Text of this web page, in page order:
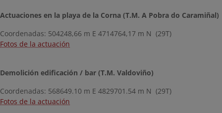
Actuaciones en la playa de la Corna (T.M. A Pobra do Caramiñal)
Coordenadas: 504248,66 m E 4714764,17 m N (29T)
Fotos de la actuación
Demolición edificación / bar (T.M. Valdoviño)
Coordenadas: 568649.10 m E 4829701.54 m N (29T)
Fotos de la actuación